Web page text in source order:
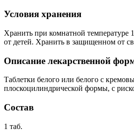
Условия хранения
Хранить при комнатной температуре
от детей. Хранить в защищенном от
Описание лекарственной
Таблетки белого или белого с
плоскоцилиндрической формы, с
Состав
1 таб.